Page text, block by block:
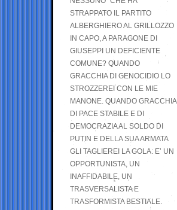
STRAPPATO IL PARTITO
ALBERGHIERO AL GRILLOZZO
IN CAPO, A PARAGONE DI
GIUSEPPI UN DEFICIENTE
COMUNE? QUANDO
GRACCHIA DI GENOCIDIO LO
STROZZEREI CON LE MIE
MANONE. QUANDO GRACCHIA
DI PACE STABILE E DI
DEMOCRAZIA AL SOLDO DI
PUTIN E DELLA SUA ARMATA
GLI TAGLIEREI LA GOLA: E’ UN
OPPORTUNISTA, UN
INAFFIDABILE, UN
TRASVERSALISTA E
TRASFORMISTA BESTIALE.